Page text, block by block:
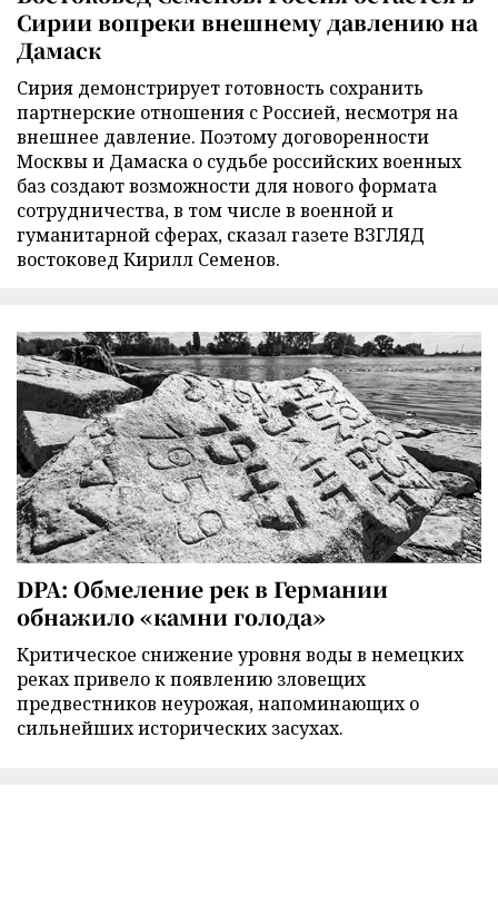
Сирии вопреки внешнему давлению на
Дамаск
Сирия демонстрирует готовность сохранить
партнерские отношения с Россией, несмотря на
внешнее давление. Поэтому договоренности
Москвы и Дамаска о судьбе российских военных
баз создают возможности для нового формата
сотрудничества, в том числе в военной и
гуманитарной сферах, сказал газете ВЗГЛЯД
востоковед Кирилл Семенов.
DPA: Обмеление рек в Германии
обнажило «камни голода»
Критическое снижение уровня воды в немецких
реках привело к появлению зловещих
предвестников неурожая, напоминающих о
сильнейших исторических засухах.